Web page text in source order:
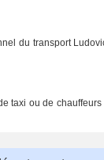
du transport
taxi ou de